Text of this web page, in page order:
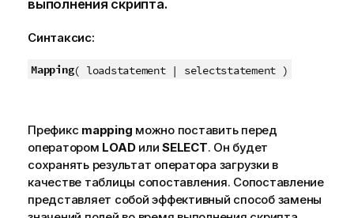
выполнения скрипта.
Синтаксис:
Mapping( loadstatement | selectstatement )
Префикс mapping можно поставить перед
оператором LOADили SELECT. Он будет
сохранять результат оператора загрузки в
качестве таблицы сопоставления. Сопоставление
представляет собой эффективный способ замены